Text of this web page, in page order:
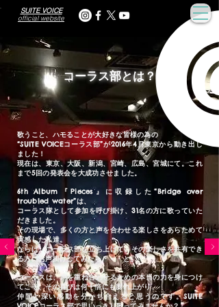
SUITE VOICE
official website
​コーラス部とは？
歌うこと、ハモることが大好きな皆様の為の
“SUITE VOICEコーラス部”が2016年4月東京から動き出し
ました！
現在は、東京、大阪、新潟、宮崎、広島、宮城にて。これ
まで5回の発表会を大成功させました。
6th Album『Pieces』に収録した“Bridge over
troubled water”は、
コーラス隊として参加を呼び掛け、31名の方に歌っていた
だきました。
その現場で、多くの方と声を合わせる楽しさをあらためて
実感した私達。
ならば、コーラス部を立ち上げて、その楽しさを共有でき
る方にお声掛けしてみたら・・・と。
コーラスは、声を重ね合わせるための本当の力を身につけ
てこそ、その喜びは何十倍にも膨れ上がり、
仲間と深い感動を分かち合えると思うのです。SUITE